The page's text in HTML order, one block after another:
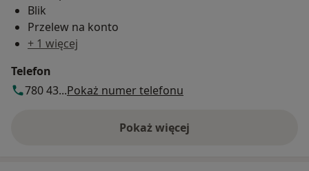
Blik
Przelew na konto
+ 1 więcej
Telefon
780 43...Pokaż numer telefonu
Pokaż więcej
o adresie